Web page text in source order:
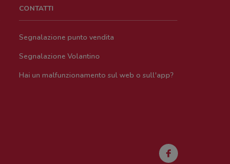
CONTATTI
Segnalazione punto vendita
Segnalazione Volantino
Hai un malfunzionamento sul web o sull'app?